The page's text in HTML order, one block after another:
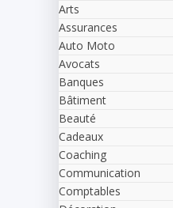
Arts
Assurances
Auto Moto
Avocats
Banques
Bâtiment
Beauté
Cadeaux
Coaching
Communication
Comptables